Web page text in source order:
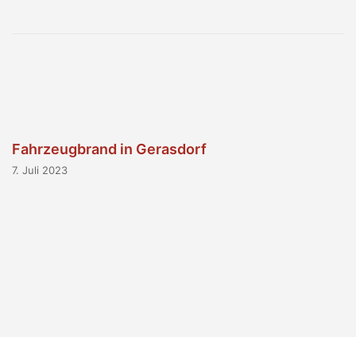
Fahrzeugbrand in Gerasdorf
7. Juli 2023